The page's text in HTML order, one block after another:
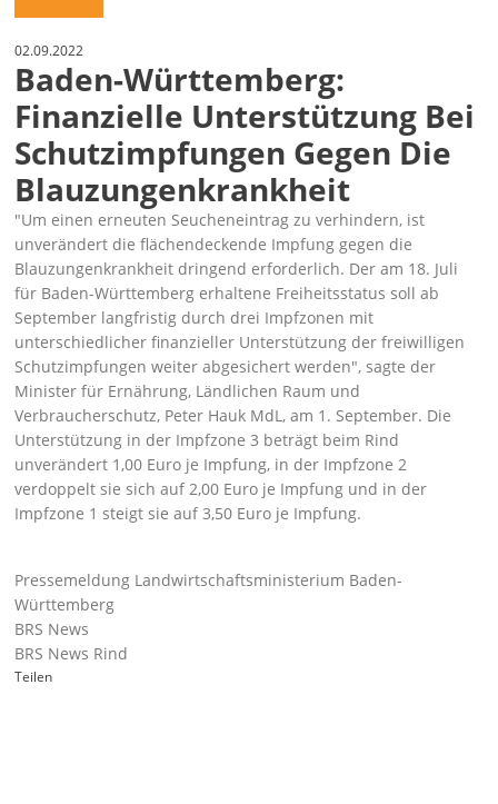
02.09.2022
Baden-Württemberg:
Finanzielle Unterstützung Bei
Schutzimpfungen Gegen Die
Blauzungenkrankheit
Um einen erneuten Seucheneintrag zu verhindern, ist
unverändert die flächendeckende Impfung gegen die
Blauzungenkrankheit dringend erforderlich. Der am 18. Juli
für Baden-Württemberg erhaltene Freiheitsstatus soll ab
September langfristig durch drei Impfzonen mit
unterschiedlicher finanzieller Unterstützung der freiwilligen
Schutzimpfungen weiter abgesichert werden , sagte der
Minister für Ernährung, Ländlichen Raum und
Verbraucherschutz, Peter Hauk MdL, am 1. September. Die
Unterstützung in der Impfzone 3 beträgt beim Rind
unverändert 1,00 Euro je Impfung, in der Impfzone 2
verdoppelt sie sich auf 2,00 Euro je Impfung und in der
Impfzone 1 steigt sie auf 3,50 Euro je Impfung.
Pressemeldung Landwirtschaftsministerium Baden-
Württemberg
BRS News
BRS News Rind
Teilen